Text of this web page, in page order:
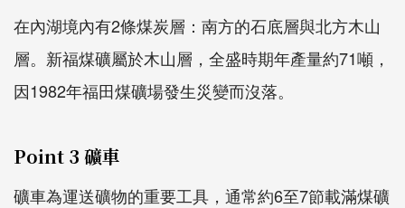
在內湖境內有2條煤炭層：南方的石底層與北方木山
層。新福煤礦屬於木山層，全盛時期年產量約71噸，
因1982年福田煤礦場發生災變而沒落。
Point 3 礦車
礦車為運送礦物的重要工具，通常約6至7節載滿煤礦